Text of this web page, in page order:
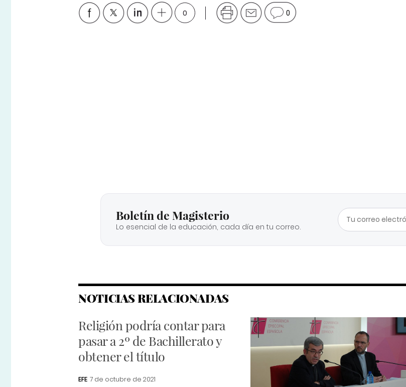
0 0
Boletín de Magisterio
Lo esencial de la educación, cada día en tu correo.
NOTICIAS RELACIONADAS
Religión podría contar para
pasar a 2º de Bachillerato y
obtener el título
EFE 7 de octubre de 2021